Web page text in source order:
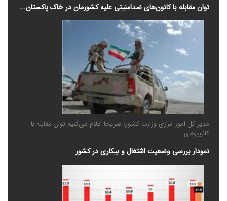
توان مقابله با کانون‌های ضدامنیتی علیه کشورمان در خاک پاکستان...
مدیر کل امور مرزی وزارت کشور: صریحا اعلام می‌کنیم توان مقابله با
کانون‌های
نمودار بررسی وضعیت اشتغال و بیکاری در کشور